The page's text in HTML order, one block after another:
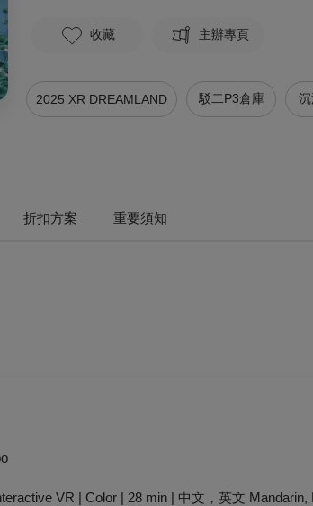
收藏 主辦專頁
2025 XR DREAMLAND 駁二P3倉庫
折扣方案 重要須知
VR | Color | 28 min | 中文，英文